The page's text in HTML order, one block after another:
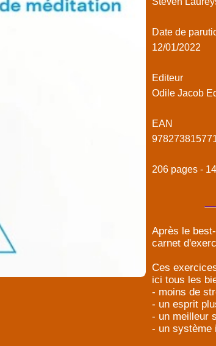
Date de
12/01/2022
Editeur
Odile Jacob
EAN
206 pages -
Après le
carnet
Ces
ici tous les
- moins de
- un esprit
- un meilleur
- un système